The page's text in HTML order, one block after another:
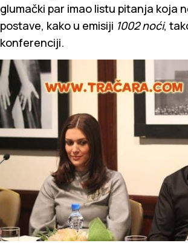
glumački par imao listu pitanja koja
postave, kako u emisiji 1002 noći,
konferenciji.